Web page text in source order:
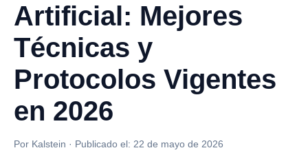
Artificial: Mejores
Técnicas y
Protocolos Vigentes
en 2026
Por Kalstein · Publicado el: 22 de mayo de 2026